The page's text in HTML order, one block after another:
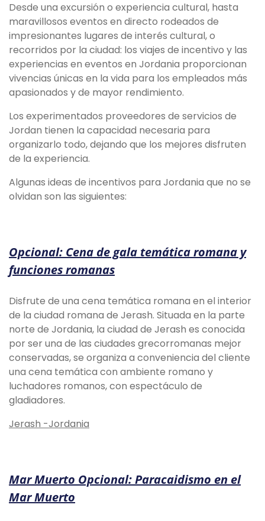
Desde una excursión o experiencia cultural, hasta
maravillosos eventos en directo rodeados de
impresionantes lugares de interés cultural, o
recorridos por la ciudad: los viajes de incentivo y las
experiencias en eventos en Jordania proporcionan
vivencias únicas en la vida para los empleados más
apasionados y de mayor rendimiento.
Los experimentados proveedores de servicios de
Jordan tienen la capacidad necesaria para
organizarlo todo, dejando que los mejores disfruten
de la experiencia.
Algunas ideas de incentivos para Jordania que no se
olvidan son las siguientes:
Opcional: Cena de gala temática romana y
funciones romanas
Disfrute de una cena temática romana en el interior
de la ciudad romana de Jerash. Situada en la parte
norte de Jordania, la ciudad de Jerash es conocida
por ser una de las ciudades grecorromanas mejor
conservadas, se organiza a conveniencia del cliente
una cena temática con ambiente romano y
luchadores romanos, con espectáculo de
gladiadores.
Jerash -Jordania
Mar Muerto Opcional: Paracaidismo en el
Mar Muerto